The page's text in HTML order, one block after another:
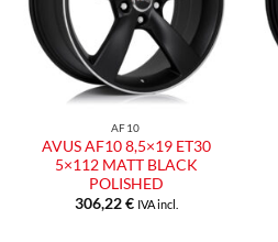
AF10
AVUS AF10 8,5×19 ET30
5×112 MATT BLACK
POLISHED
306,22€ IVA incl.